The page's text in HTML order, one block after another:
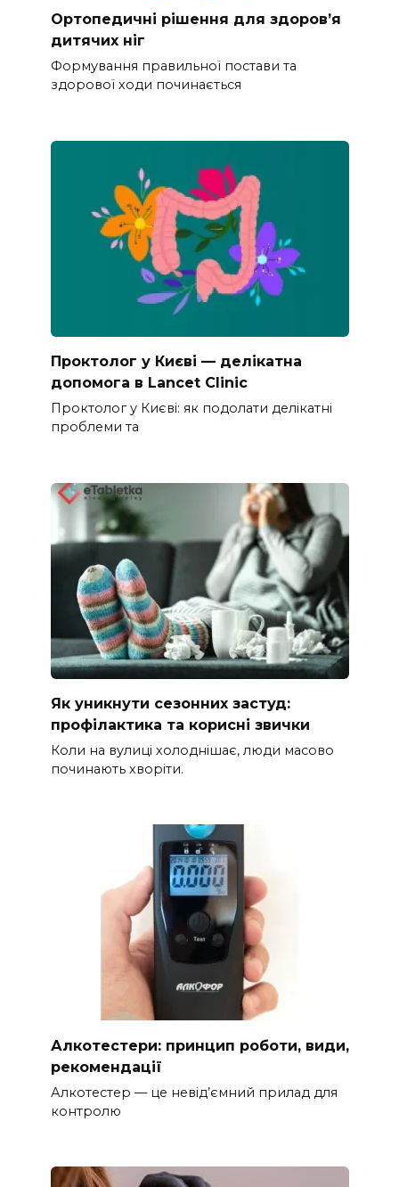
Ортопедичні рішення для здоров’я
дитячих ніг
Формування правильної постави та
здорової ходи починається
Проктолог у Києві — делікатна
допомога в Lancet Clinic
Проктолог у Києві: як подолати делікатні
проблеми та
Як уникнути сезонних застуд:
профілактика та корисні звички
Коли на вулиці холоднішає, люди масово
починають хворіти.
Алкотестери: принцип роботи, види,
рекомендації
Алкотестер — це невід’ємний прилад для
контролю